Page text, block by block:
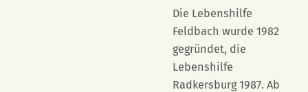
Die Lebenshilfe
Feldbach wurde 1982
gegründet, die
Lebenshilfe
Radkersburg 1987. Ab